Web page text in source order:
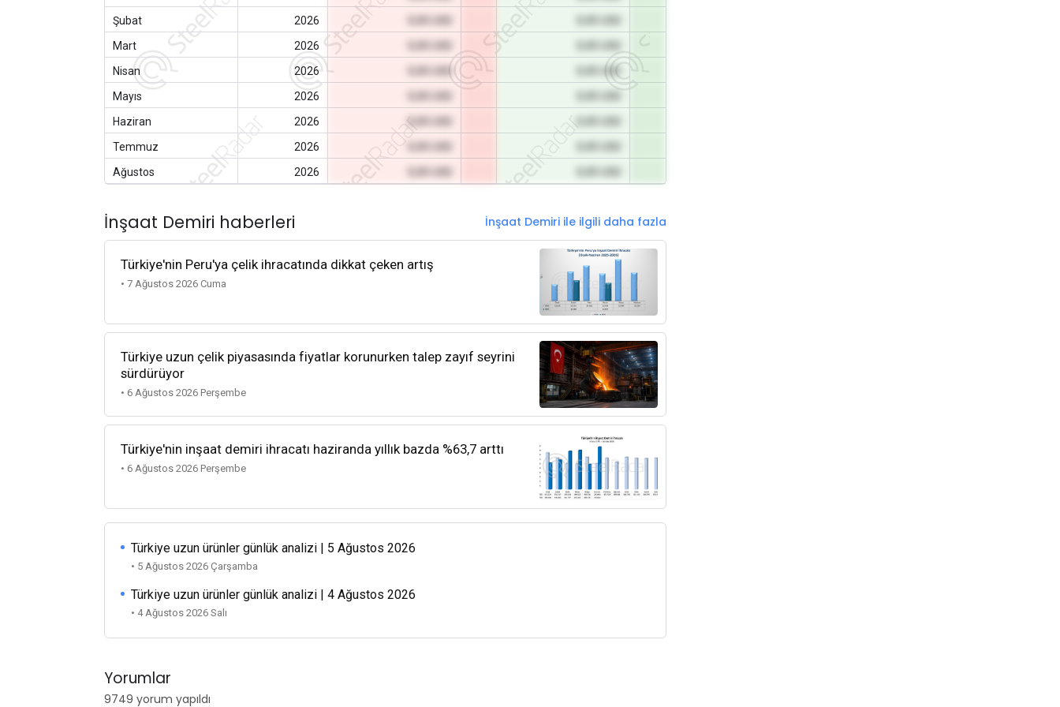
Şubat
2026
Mart
2026
Nisan
2026
0,00 USD
Mayıs
2026
Haziran
2026 0,00 USD
Temmuz
2026
Ağustos
2026
İnşaat Demiri haberleri İnşaat Demiri ile ilgili daha fazla
Türkiye'nin Peru'ya çelik ihracatında dikkat çeken artış
• 7 Ağustos 2026 Cuma
Türkiye uzun çelik piyasasında fiyatlar korunurken talep zayıf seyrini
sürdürüyor
• 6 Ağustos 2026 Perşembe
Türkiye'nin inşaat demiri ihracatı haziranda yıllık bazda %63,7 arttı
• 6 Ağustos 2026 Perşembe
Türkiye uzun ürünler günlük analizi | 5 Ağustos 2026
• 5 Ağustos 2026 Çarşamba
Türkiye uzun ürünler günlük analizi | 4 Ağustos 2026
• 4 Ağustos 2026 Salı
Yorumlar
9749 yorum yapıldı